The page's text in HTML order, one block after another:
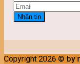
Copyright 2026 © by